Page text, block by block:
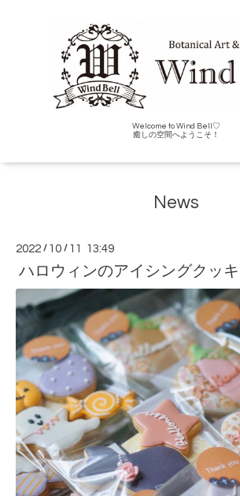
Welcome to Wind Bell♡
癒しの空間へようこそ！
News
2022 / 10 / 11 13:49
ハロウィンのアイシングクッ